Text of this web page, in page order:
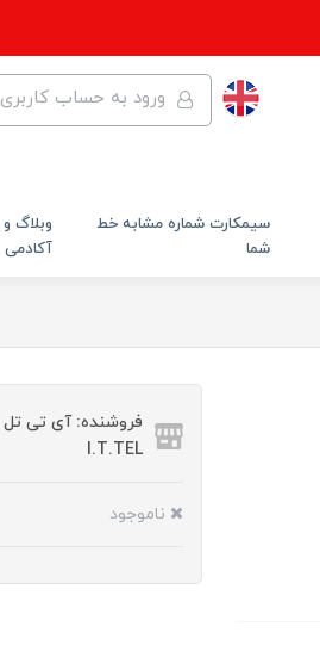
ورود به حساب کاربری
سیمکارت شماره مشابه خط
شما
وبلاگ و
آکادمی
فروشنده: آی تی تل
I.T.TEL
ناموجود